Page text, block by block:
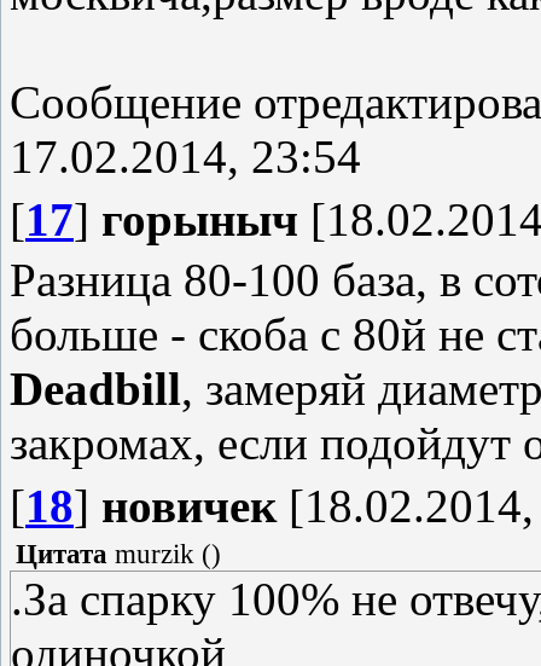
Сообщение
17.02.2014, 23:54
[17] горыныч
Разница 80-100 база, в
больше - скоба с 80й не
Deadbill, замеряй
закромах, если подойдут
[18] новичек
Цитата murzik ()
.За спарку 100% не
одиночкой